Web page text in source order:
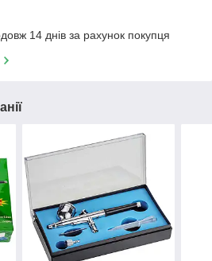
14 днів за рахунок покупця